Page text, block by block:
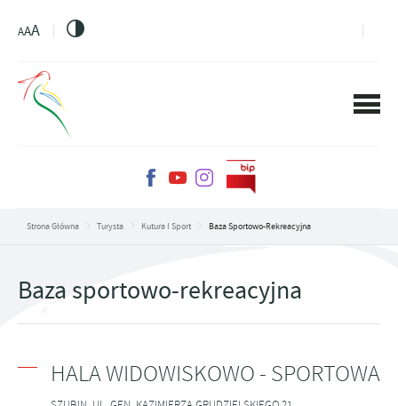
AAA
Strona Główna Turysta Kutura I Sport Baza Sportowo-Rekreacyjna
Baza sportowo-rekreacyjna
HALA WIDOWISKOWO - SPORTOWA